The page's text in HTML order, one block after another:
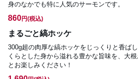
身のなかでも特に人気のサーモンです。
860円(税込)
まるごと縞ホッケ
300g超の肉厚な縞ホッケをじっくりと香ば
くらとした身から溢れる豊かな旨味を、大
とお楽しみください！